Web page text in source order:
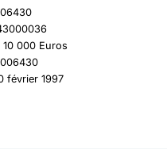
10 000 Euros
février 1997